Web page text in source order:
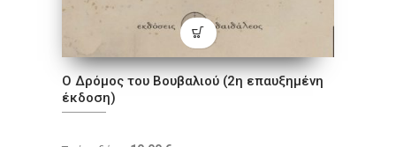
Ο Δρόμος του Βουβαλιού (2η επαυξημένη
έκδοση)